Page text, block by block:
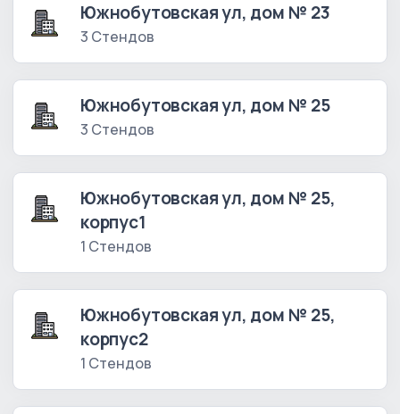
Южнобутовская ул, дом № 23
3 Стендов
Южнобутовская ул, дом № 25
3 Стендов
Южнобутовская ул, дом № 25,
корпус1
1 Стендов
Южнобутовская ул, дом № 25,
корпус2
1 Стендов